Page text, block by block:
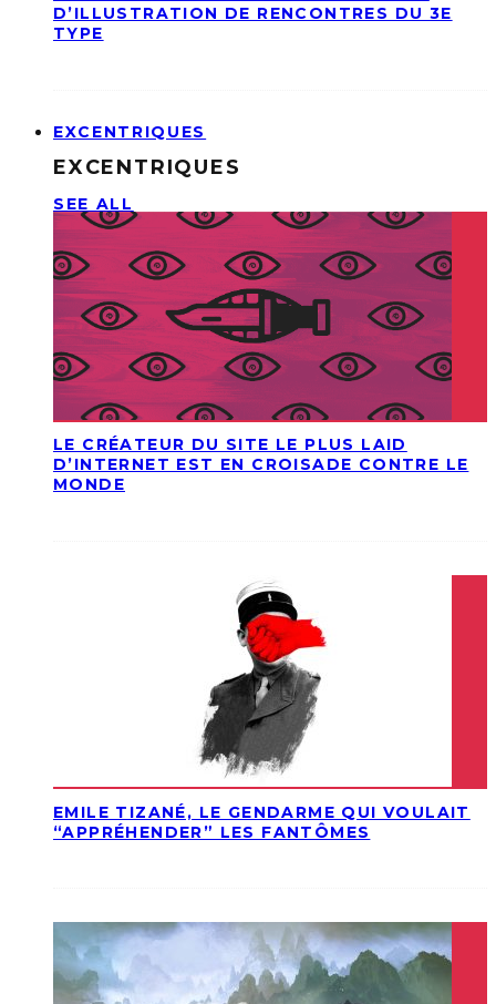
D’ILLUSTRATION DE RENCONTRES DU 3E
TYPE
EXCENTRIQUES
EXCENTRIQUES
SEE ALL
LE CRÉATEUR DU SITE LE PLUS LAID
D’INTERNET EST EN CROISADE CONTRE LE
MONDE
EMILE TIZANÉ, LE GENDARME QUI VOULAIT
“APPRÉHENDER” LES FANTÔMES